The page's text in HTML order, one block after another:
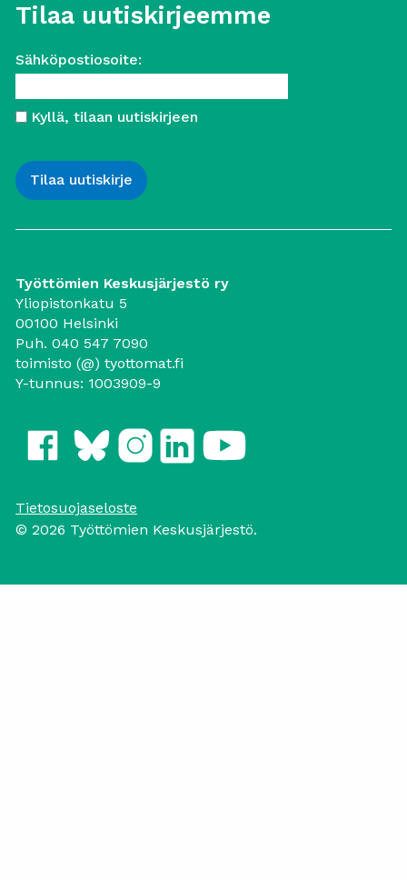
Tilaa uutiskirjeemme
Sähköpostiosoite:
Kyllä, tilaan uutiskirjeen
Työttömien Keskusjärjestö ry
Yliopistonkatu 5
00100 Helsinki
Puh. 040 547 7090
toimisto (@) tyottomat.fi
Y-tunnus: 1003909-9
Tietosuojaseloste
© 2026 Työttömien Keskusjärjestö.